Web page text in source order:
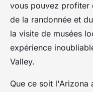
vous pouvez profiter
de la randonnée et
la visite de musées
expérience
Valley.
Que ce soit l'Arizona